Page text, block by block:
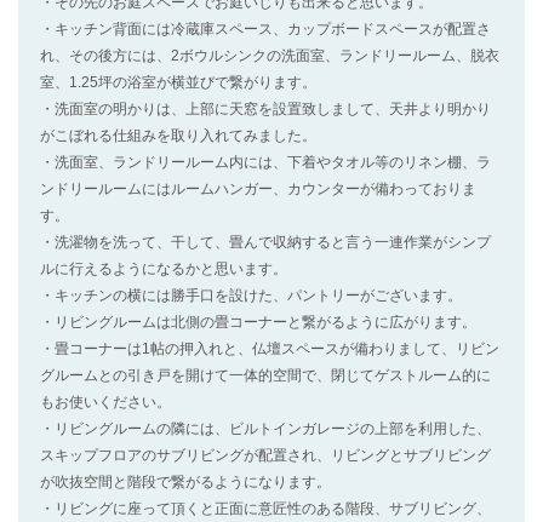
・キッチン背面には冷蔵庫スペース、カップボードスペースが配置さ
れ、その後方には、2ボウルシンクの洗面室、ランドリールーム、脱衣
室、1.25坪の浴室が横並びで繋がります。
・洗面室の明かりは、上部に天窓を設置致しまして、天井より明かり
がこぼれる仕組みを取り入れてみました。
・洗面室、ランドリールーム内には、下着やタオル等のリネン棚、ラ
ンドリールームにはルームハンガー、カウンターが備わっておりま
す。
・洗濯物を洗って、干して、畳んで収納すると言う一連作業がシンプ
ルに行えるようになるかと思います。
・キッチンの横には勝手口を設けた、パントリーがございます。
・リビングルームは北側の畳コーナーと繋がるように広がります。
・畳コーナーは1帖の押入れと、仏壇スペースが備わりまして、リビン
グルームとの引き戸を開けて一体的空間で、閉じてゲストルーム的に
もお使いください。
・リビングルームの隣には、ビルトインガレージの上部を利用した、
スキップフロアのサブリビングが配置され、リビングとサブリビング
が吹抜空間と階段で繋がるようになります。
・リビングに座って頂くと正面に意匠性のある階段、サブリビング、